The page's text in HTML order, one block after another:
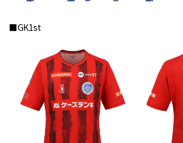
■GK1st